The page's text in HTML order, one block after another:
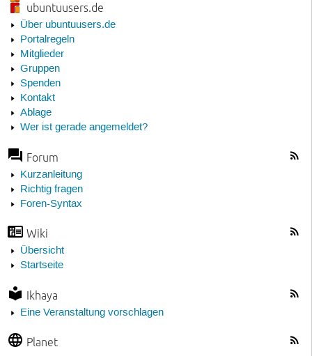
ubuntuusers.de
Über ubuntuusers.de
Portalregeln
Mitglieder
Gruppen
Spenden
Kontakt
Ablage
Wer ist gerade angemeldet?
Forum
Kurzanleitung
Richtig fragen
Foren-Syntax
Wiki
Übersicht
Startseite
Ikhaya
Eine Veranstaltung vorschlagen
Planet